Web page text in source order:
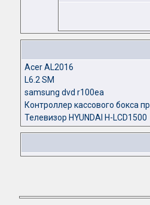
Acer AL2016
L6.2 SM
samsung dvd r100ea
Контроллер кассового бокса
Телевизор HYUNDAI H-LCD1500